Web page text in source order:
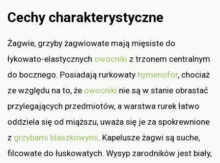
Cechy charakterystyczne
Żagwie, grzyby żagwiowate mają mięsiste do
łykowato-elastycznych owocniki z trzonem centralnym
do bocznego. Posiadają rurkowaty hymenofor, chociaż
ze względu na to, że owocniki nie są w stanie obrastać
przylegających przedmiotów, a warstwa rurek łatwo
oddziela się od miąższu, uważa się je za spokrewnione
z grzybami blaszkowymi. Kapelusze żagwi są suche,
filcowate do łuskowatych. Wysyp zarodników jest biały,